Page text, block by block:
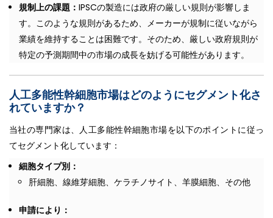
規制上の課題： IPSCの製造には政府の厳しい規則が影響しま
す。このような規則があるため、メーカーが規制に従いながら
業績を維持することは困難です。そのため、厳しい政府規則が
特定の予測期間中の市場の成長を妨げる可能性があります。
人工多能性幹細胞市場はどのようにセグメント化さ
れていますか？
当社の専門家は、人工多能性幹細胞市場を以下のポイントに従っ
てセグメント化しています：
細胞タイプ別：
肝細胞、線維芽細胞、ケラチノサイト、羊膜細胞、その他
申請により：